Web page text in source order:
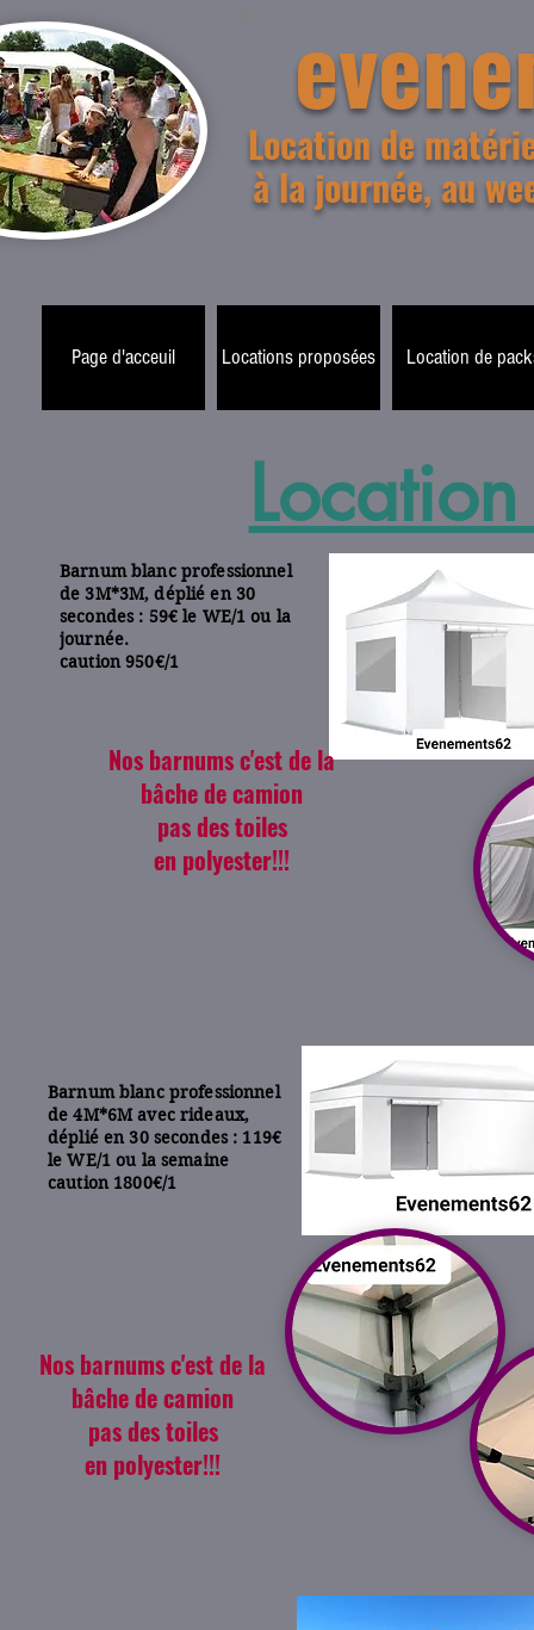
Location de
à la journée, au
Page d'acceuil Locations proposées Location de
Barnum blanc professionnel
de 3M*3M, déplié en 30
secondes : 59€ le WE/1 ou la
journée.
caution 950€/1
Nos barnums c'est de la
bâche de camion
pas des toiles
en polyester!!!
Barnum blanc professionnel
de 4M*6M avec rideaux,
déplié en 30 secondes : 119€
le WE/1 ou la semaine
caution 1800€/1
Nos barnums c'est de la
bâche de camion
pas des toiles
en polyester!!!